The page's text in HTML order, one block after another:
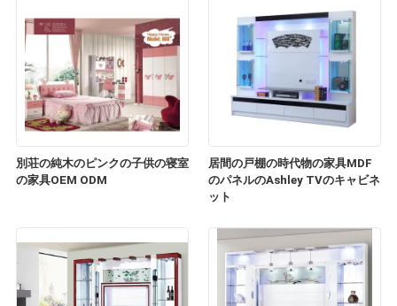
別荘の純木のピンクの子供の寝室
の家具OEM ODM
居間の戸棚の時代物の家具MDF
のパネルのAshley TVのキャビネ
ット